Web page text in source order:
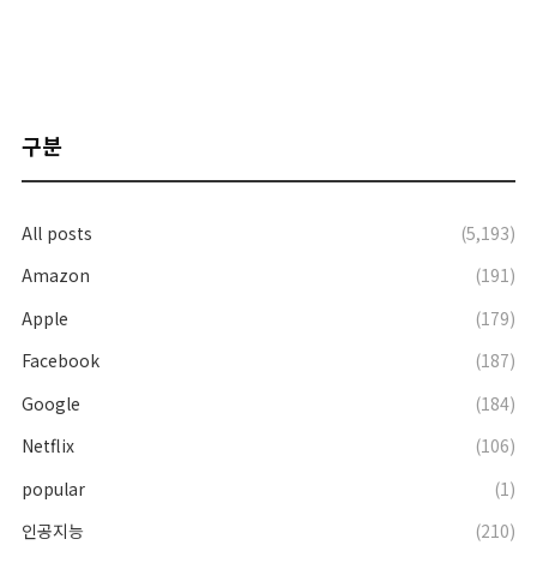
구분
All posts
(5,193)
Amazon
(191)
Apple
(179)
Facebook
(187)
Google
(184)
Netflix
(106)
popular
(1)
인공지능
(210)